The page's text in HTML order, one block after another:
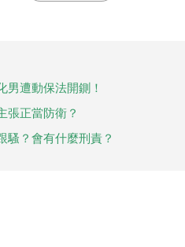
男遭動保法開鍘！
張正當防衛？
騷？會有什麼刑責？